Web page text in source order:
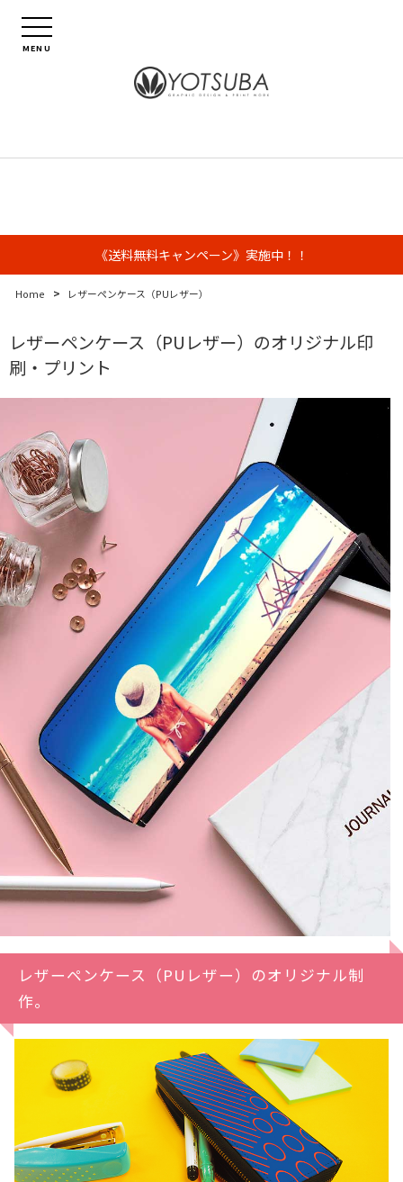
MENU
《送料無料キャンペーン》実施中！！
Home > レザーペンケース（PUレザー）
レザーペンケース（PUレザー）のオリジナル印
刷・プリント
レザーペンケース（PUレザー）のオリジナル制
作。️